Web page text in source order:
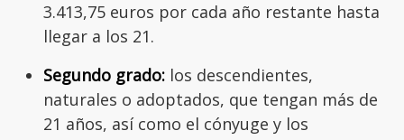
3.413,75 euros por cada año restante hasta
llegar a los 21.
Segundo grado: los descendientes,
naturales o adoptados, que tengan más de
21 años, así como el cónyuge y los